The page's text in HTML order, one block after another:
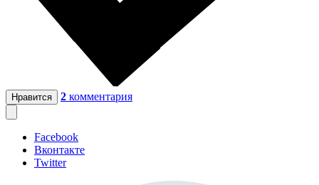
Нравится 2 комментария
Facebook
Вконтакте
Twitter